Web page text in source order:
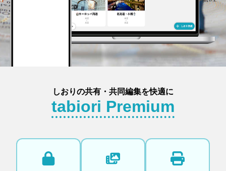
しおりの共有・共同編集を快適に
tabiori Premium